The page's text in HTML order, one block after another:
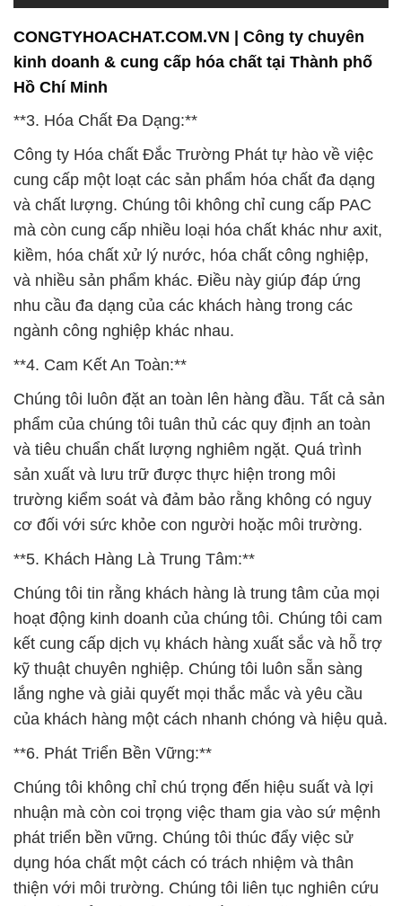
CONGTYHOACHAT.COM.VN | Công ty chuyên
kinh doanh & cung cấp hóa chất tại Thành phố
Hồ Chí Minh
**3. Hóa Chất Đa Dạng:**
Công ty Hóa chất Đắc Trường Phát tự hào về việc
cung cấp một loạt các sản phẩm hóa chất đa dạng
và chất lượng. Chúng tôi không chỉ cung cấp PAC
mà còn cung cấp nhiều loại hóa chất khác như axit,
kiềm, hóa chất xử lý nước, hóa chất công nghiệp,
và nhiều sản phẩm khác. Điều này giúp đáp ứng
nhu cầu đa dạng của các khách hàng trong các
ngành công nghiệp khác nhau.
**4. Cam Kết An Toàn:**
Chúng tôi luôn đặt an toàn lên hàng đầu. Tất cả sản
phẩm của chúng tôi tuân thủ các quy định an toàn
và tiêu chuẩn chất lượng nghiêm ngặt. Quá trình
sản xuất và lưu trữ được thực hiện trong môi
trường kiểm soát và đảm bảo rằng không có nguy
cơ đối với sức khỏe con người hoặc môi trường.
**5. Khách Hàng Là Trung Tâm:**
Chúng tôi tin rằng khách hàng là trung tâm của mọi
hoạt động kinh doanh của chúng tôi. Chúng tôi cam
kết cung cấp dịch vụ khách hàng xuất sắc và hỗ trợ
kỹ thuật chuyên nghiệp. Chúng tôi luôn sẵn sàng
lắng nghe và giải quyết mọi thắc mắc và yêu cầu
của khách hàng một cách nhanh chóng và hiệu quả.
**6. Phát Triển Bền Vững:**
Chúng tôi không chỉ chú trọng đến hiệu suất và lợi
nhuận mà còn coi trọng việc tham gia vào sứ mệnh
phát triển bền vững. Chúng tôi thúc đẩy việc sử
dụng hóa chất một cách có trách nhiệm và thân
thiện với môi trường. Chúng tôi liên tục nghiên cứu